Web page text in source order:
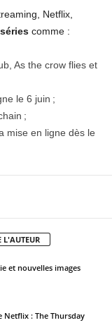
Netflix,
comme :
As the crow flies et
le 6 juin ;
;
mise en ligne dès le
L'AUTEUR
et nouvelles images
Netflix : The Thursday